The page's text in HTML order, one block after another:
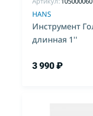
HANS
Инструмент
длинная 1''
3 990 ₽